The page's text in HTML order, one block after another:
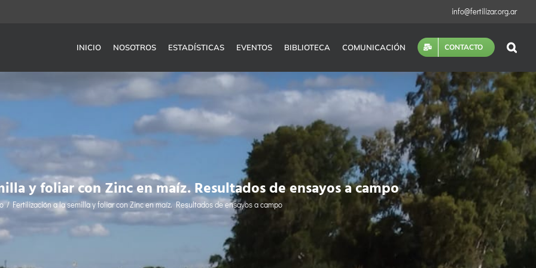
info@fertilizar.org.ar
INICIO NOSOTROS ESTADÍSTICAS EVENTOS BIBLIOTECA COMUNICACIÓN CONTACTO
y foliar con Zinc en maíz. Resultados de ensayos a campo
Fertilización a la semilla y foliar con Zinc en maíz. Resultados de ensayos a campo